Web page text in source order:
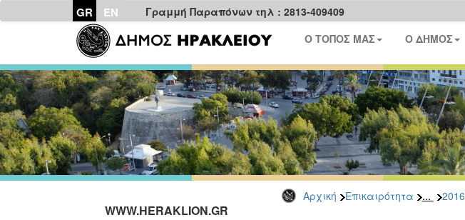
GR EN Γραμμή Παραπόνων τηλ : 2813-409409
Ο ΤΟΠΟΣ ΜΑΣ Ο ΔΗΜΟΣ
Αρχική Επικαιρότητα ... 2016
WWW.HERAKLION.GR